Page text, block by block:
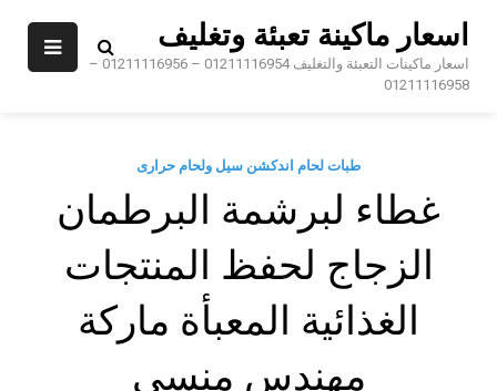
اسعار ماكينة تعبئة وتغليف
اسعار ماكينات التعبئة والتغليف 01211116954 – 01211116956 –
01211116958
طبات لحام اندكشن سيل ولحام حرارى
غطاء لبرشمة البرطمان
الزجاج لحفظ المنتجات
الغذائية المعبأة ماركة
مهندس منسى